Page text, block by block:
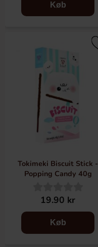
Køb
Tokimeki Biscuit Stick -
Popping Candy 40g
19.90 kr
Køb